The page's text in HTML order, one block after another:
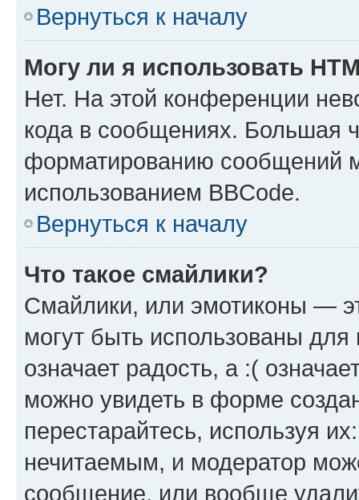
Вернуться к началу
Могу ли я использовать
Нет. На этой конференции
кода в сообщениях. Большая
форматированию сообщений
использованием BBCode.
Вернуться к началу
Что такое смайлики?
Смайлики, или эмотиконы —
могут быть использованы
означает радость, а :(
можно увидеть в форме
перестарайтесь, используя
нечитаемым, и модератор
сообщение, или вообще